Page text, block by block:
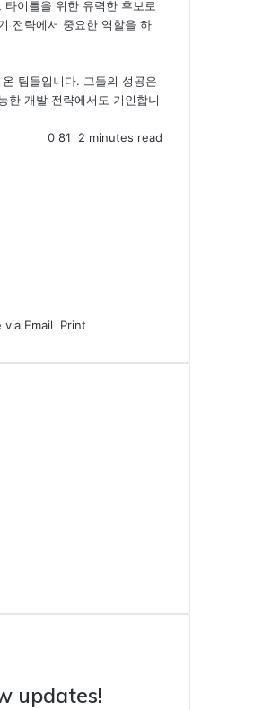
이틀을 위한 유력한 후보로
전략에서 중요한 역할을 하
팀들입니다. 그들의 성공은
한 개발 전략에서도 기인합니
081 2 minutes read
via Email Print
updates!